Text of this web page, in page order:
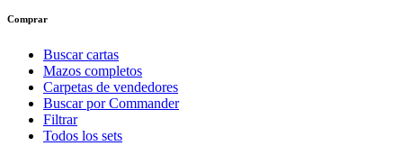
Comprar
Buscar cartas
Mazos completos
Carpetas de vendedores
Buscar por Commander
Filtrar
Todos los sets